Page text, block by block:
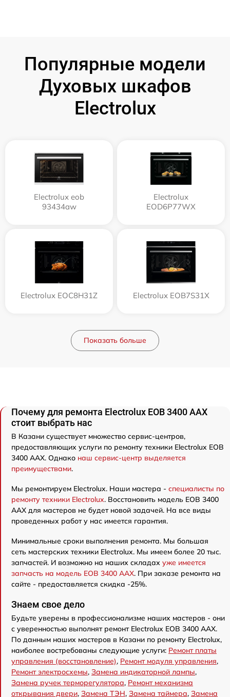
Популярные модели
Духовых шкафов
Electrolux
Electrolux eob
93434aw
Electrolux
EOD6P77WX
Electrolux EOC8H31Z Electrolux EOB7S31X
Показать больше
Почему для ремонта Electrolux EOB 3400 AAX
стоит выбрать нас
В Казани существует множество сервис-центров,
предоставляющих услуги по ремонту техники Electrolux EOB
3400 AAX. Однако наш сервис-центр выделяется
преимуществами.
Мы ремонтируем Electrolux. Наши мастера - специалисты по
ремонту техники Electrolux. Восстановить модель EOB 3400
AAX для мастеров не будет новой задачей. На все виды
проведенных работ у нас имеется гарантия.
Минимальные сроки выполнения ремонта. Мы большая
сеть мастерских техники Electrolux. Мы имеем более 20 тыс.
запчастей. И возможно на наших складах уже имеется
запчасть на модель EOB 3400 AAX. При заказе ремонта на
сайте - предоставляется скидка -25%.
Знаем свое дело
Будьте уверены в профессионализме наших мастеров - они
с уверенностью выполнят ремонт Electrolux EOB 3400 AAX.
По данным наших мастеров в Казани по ремонту Electrolux,
наиболее востребованы следующие услуги: Ремонт платы
управления (восстановление), Ремонт модуля управления,
Ремонт электросхемы, Замена индикаторной лампы,
Замена ручек терморегулятора, Ремонт механизма
открывания двери, Замена ТЭН, Замена таймера, Замена